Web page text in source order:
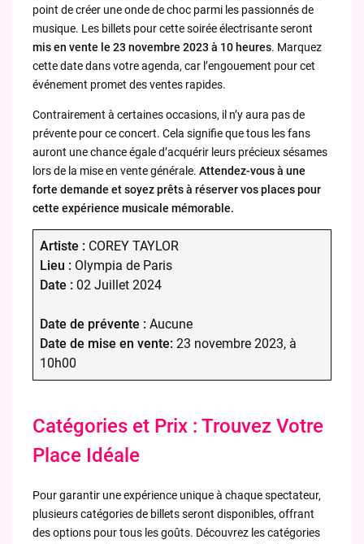
point de créer une onde de choc parmi les passionnés de
musique. Les billets pour cette soirée électrisante seront
mis en vente le 23 novembre 2023 à 10 heures. Marquez
cette date dans votre agenda, car l’engouement pour cet
événement promet des ventes rapides.
Contrairement à certaines occasions, il n’y aura pas de
prévente pour ce concert. Cela signifie que tous les fans
auront une chance égale d’acquérir leurs précieux sésames
lors de la mise en vente générale. Attendez-vous à une
forte demande et soyez prêts à réserver vos places pour
cette expérience musicale mémorable.
Artiste : COREY TAYLOR
Lieu : Olympia de Paris
Date : 02 Juillet 2024
Date de prévente : Aucune
Date de mise en vente: 23 novembre 2023, à
10h00
Catégories et Prix : Trouvez Votre
Place Idéale
Pour garantir une expérience unique à chaque spectateur,
plusieurs catégories de billets seront disponibles, offrant
des options pour tous les goûts. Découvrez les catégories